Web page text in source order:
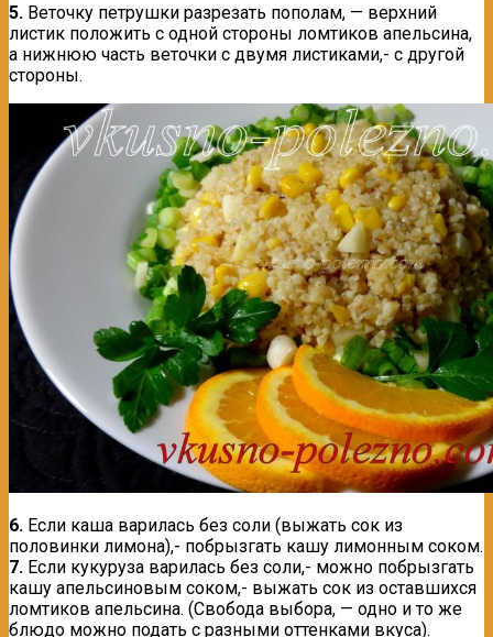
5. Веточку петрушки разрезать пополам, — верхний
листик положить с одной стороны ломтиков апельсина,
а нижнюю часть веточки с двумя листиками,- с другой
стороны.
6. Если каша варилась без соли (выжать сок из
половинки лимона),- побрызгать кашу лимонным соком.
7. Если кукуруза варилась без соли,- можно побрызгать
кашу апельсиновым соком,- выжать сок из оставшихся
ломтиков апельсина. (Свобода выбора, — одно и то же
блюдо можно подать с разными оттенками вкуса).